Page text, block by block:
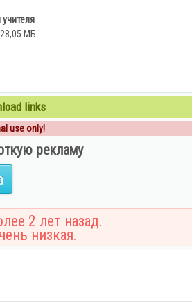
МБ
links
use only!
рекламу
2 лет назад.
низкая.